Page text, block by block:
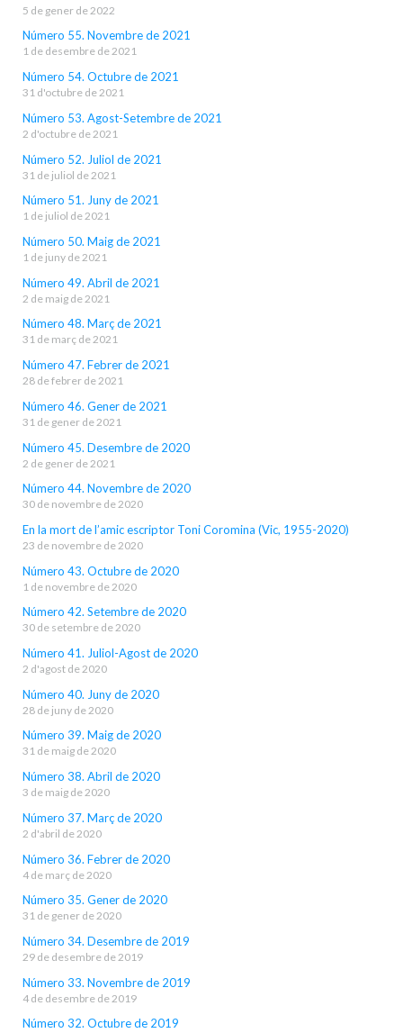
5 de gener de 2022
Número 55. Novembre de 2021
1 de desembre de 2021
Número 54. Octubre de 2021
31 d'octubre de 2021
Número 53. Agost-Setembre de 2021
2 d'octubre de 2021
Número 52. Juliol de 2021
31 de juliol de 2021
Número 51. Juny de 2021
1 de juliol de 2021
Número 50. Maig de 2021
1 de juny de 2021
Número 49. Abril de 2021
2 de maig de 2021
Número 48. Març de 2021
31 de març de 2021
Número 47. Febrer de 2021
28 de febrer de 2021
Número 46. Gener de 2021
31 de gener de 2021
Número 45. Desembre de 2020
2 de gener de 2021
Número 44. Novembre de 2020
30 de novembre de 2020
En la mort de l’amic escriptor Toni Coromina (Vic, 1955-2020)
23 de novembre de 2020
Número 43. Octubre de 2020
1 de novembre de 2020
Número 42. Setembre de 2020
30 de setembre de 2020
Número 41. Juliol-Agost de 2020
2 d'agost de 2020
Número 40. Juny de 2020
28 de juny de 2020
Número 39. Maig de 2020
31 de maig de 2020
Número 38. Abril de 2020
3 de maig de 2020
Número 37. Març de 2020
2 d'abril de 2020
Número 36. Febrer de 2020
4 de març de 2020
Número 35. Gener de 2020
31 de gener de 2020
Número 34. Desembre de 2019
29 de desembre de 2019
Número 33. Novembre de 2019
4 de desembre de 2019
Número 32. Octubre de 2019